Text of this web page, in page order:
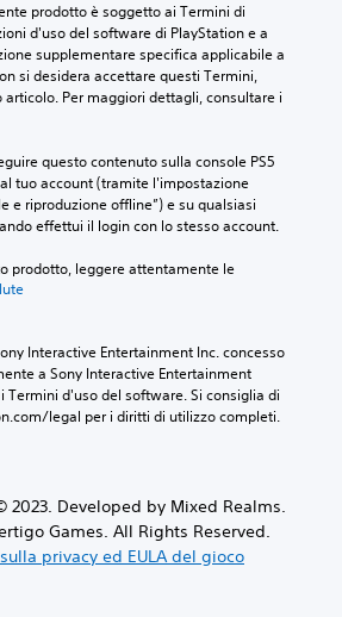
prodotto è soggetto ai Termini di
d'uso del software di PlayStation e a
supplementare specifica applicabile a
si desidera accettare questi Termini,
articolo. Per maggiori dettagli, consultare i
questo contenuto sulla console PS5
tuo account (tramite l'impostazione
e riproduzione offline”) e su qualsiasi
effettui il login con lo stesso account.
prodotto, leggere attentamente le
Interactive Entertainment Inc. concesso
a Sony Interactive Entertainment
Termini d'uso del software. Si consiglia di
legal per i diritti di utilizzo completi.
2023. Developed by Mixed Realms.
Games. All Rights Reserved.
privacy ed EULA del gioco